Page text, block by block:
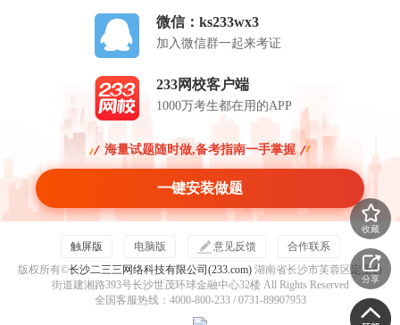
微信：ks233wx3
加入微信群一起来考证
233网校客户端
1000万考生都在用的APP
海量试题随时做,备考指南一手掌握
一键安装做题
触屏版 电脑版 意见反馈
合作联系
版权所有©长沙二三三网络科技有限公司(233.com)湖南省长沙市芙蓉区定王台
街道建湘路393号长沙世茂环球金融中心32楼 All Rights Reserved
全国客服热线：4000-800-233 / 0731-89907953
收藏
分享